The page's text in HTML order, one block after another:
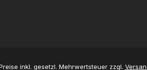
inkl. gesetzl. Mehrwertsteuer zzgl.